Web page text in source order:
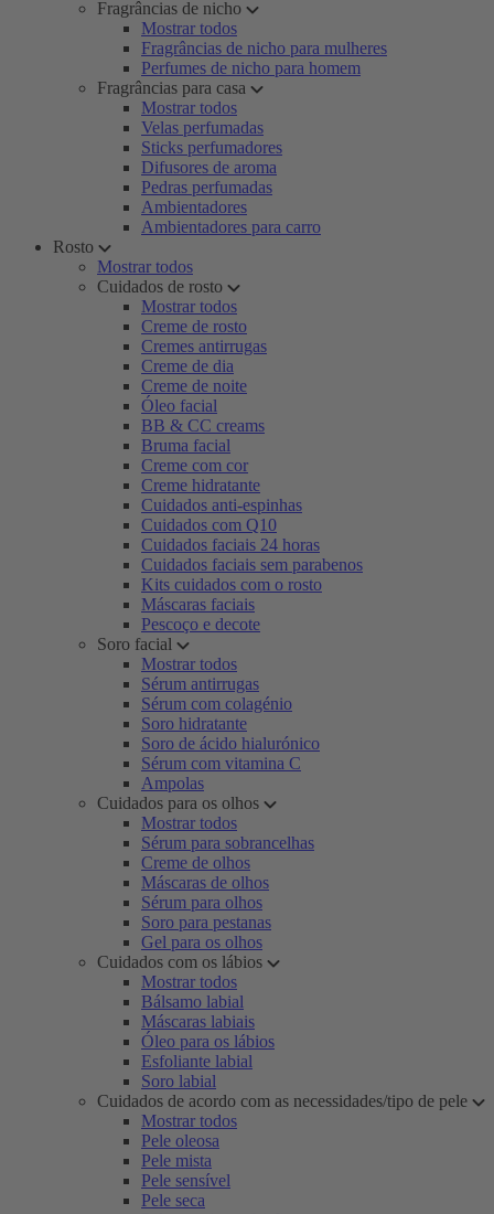
Fragrâncias de nicho
Mostrar todos
Fragrâncias de nicho para mulheres
Perfumes de nicho para homem
Fragrâncias para casa
Mostrar todos
Velas perfumadas
Sticks perfumadores
Difusores de aroma
Pedras perfumadas
Ambientadores
Ambientadores para carro
Rosto
Mostrar todos
Cuidados de rosto
Mostrar todos
Creme de rosto
Cremes antirrugas
Creme de dia
Creme de noite
Óleo facial
BB & CC creams
Bruma facial
Creme com cor
Creme hidratante
Cuidados anti-espinhas
Cuidados com Q10
Cuidados faciais 24 horas
Cuidados faciais sem parabenos
Kits cuidados com o rosto
Máscaras faciais
Pescoço e decote
Soro facial
Mostrar todos
Sérum antirrugas
Sérum com colagénio
Soro hidratante
Soro de ácido hialurónico
Sérum com vitamina C
Ampolas
Cuidados para os olhos
Mostrar todos
Sérum para sobrancelhas
Creme de olhos
Máscaras de olhos
Sérum para olhos
Soro para pestanas
Gel para os olhos
Cuidados com os lábios
Mostrar todos
Bálsamo labial
Máscaras labiais
Óleo para os lábios
Esfoliante labial
Soro labial
Cuidados de acordo com as necessidades/tipo de pele
Mostrar todos
Pele oleosa
Pele mista
Pele sensível
Pele seca